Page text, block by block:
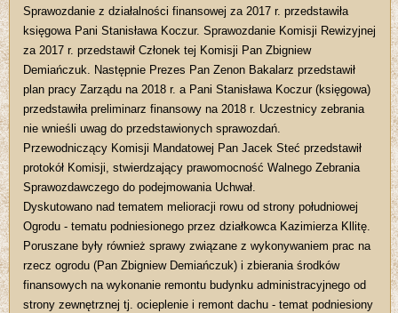
Sprawozdanie z działalności finansowej za 2017 r. przedstawiła
księgowa Pani Stanisława Koczur. Sprawozdanie Komisji Rewizyjnej
za 2017 r. przedstawił Członek tej Komisji Pan Zbigniew
Demiańczuk. Następnie Prezes Pan Zenon Bakalarz przedstawił
plan pracy Zarządu na 2018 r. a Pani Stanisława Koczur (księgowa)
przedstawiła preliminarz finansowy na 2018 r. Uczestnicy zebrania
nie wnieśli uwag do przedstawionych sprawozdań.
Przewodniczący Komisji Mandatowej Pan Jacek Steć przedstawił
protokół Komisji, stwierdzający prawomocność Walnego Zebrania
Sprawozdawczego do podejmowania Uchwał.
Dyskutowano nad tematem melioracji rowu od strony południowej
Ogrodu - tematu podniesionego przez działkowca Kazimierza Kllitę.
Poruszane były również sprawy związane z wykonywaniem prac na
rzecz ogrodu (Pan Zbigniew Demiańczuk) i zbierania środków
finansowych na wykonanie remontu budynku administracyjnego od
strony zewnętrznej tj. ocieplenie i remont dachu - temat podniesiony